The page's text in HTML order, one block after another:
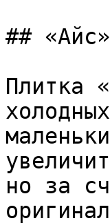
## «Айс»
Плитка
но за